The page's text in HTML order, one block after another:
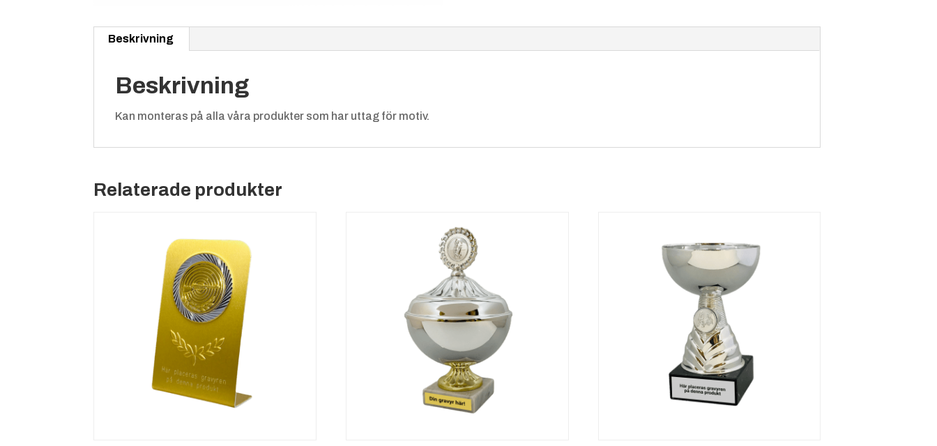
Beskrivning
Beskrivning
Kan monteras på alla våra produkter som har uttag för motiv.
Relaterade produkter